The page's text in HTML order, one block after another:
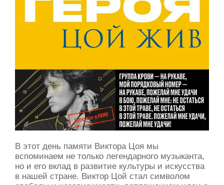
В этот день памяти Виктора Цоя мы
вспоминаем не только легендарного музыканта,
но и его вклад в развитие культуры и искусства
в нашей стране. Виктор Цой стал символом